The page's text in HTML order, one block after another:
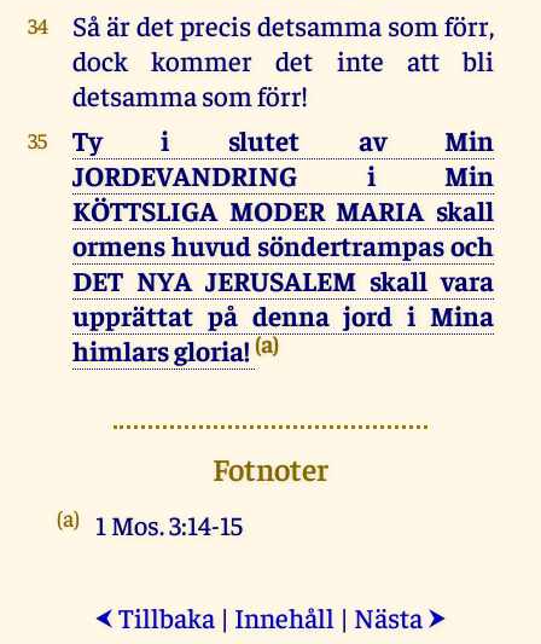
34
Så är det precis detsamma som förr,
dock kommer det inte att bli
detsamma som förr!
35
Ty i slutet av Min
JORDEVANDRING i Min
KÖTTSLIGA MODER MARIA skall
ormens huvud söndertrampas och
DET NYA JERUSALEM skall vara
upprättat på denna jord i Mina
himlars gloria!(a)
Fotnoter
(a) 1 Mos. 3:14-15
⮜ Tillbaka | Innehåll | Nästa ⮞